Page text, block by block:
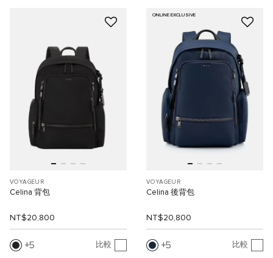
VOYAGEUR
Celina 背包
NT$20,800
5 比較
ONLINE EXCLUSIVE
VOYAGEUR
Celina 後背包
NT$20,800
5 比較